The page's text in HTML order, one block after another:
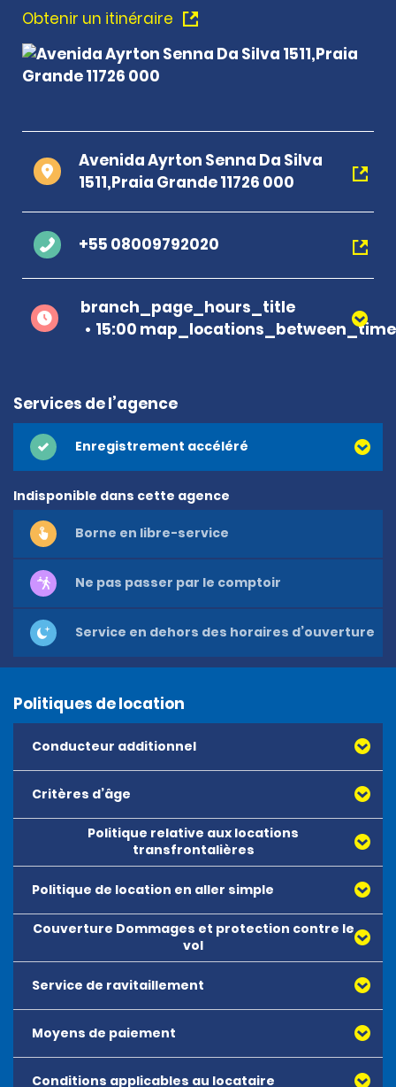
Obtenir un itinéraire
Avenida Ayrton Senna Da Silva
1511,Praia Grande 11726 000
+55 08009792020
branch_page_hours_title
15:00 map_locations_between_time
Services de l’agence
Enregistrement accéléré
Indisponible dans cette agence
Borne en libre-service
Ne pas passer par le comptoir
Service en dehors des horaires d’ouverture
Politiques de location
Conducteur additionnel
Critères d’âge
Politique relative aux locations
transfrontalières
Politique de location en aller simple
Couverture Dommages et protection contre le
vol
Service de ravitaillement
Moyens de paiement
Toutes les principales cartes de débit ou de crédit,
Conditions applicables au locataire